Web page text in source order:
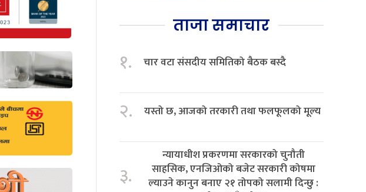
ताजा समाचार
१. चार वटा संसदीय समितिको बैठक बस्दै
२. यस्तो छ, आजको तरकारी तथा फलफूलको मूल्य
३.
न्यायाधीश प्रकरणमा सरकारको चुनौती
साहसिक, एनजिओको बजेट सरकारी कोषमा
ल्याउने कानुन बनाए २१ तोपको सलामी दिन्छु :